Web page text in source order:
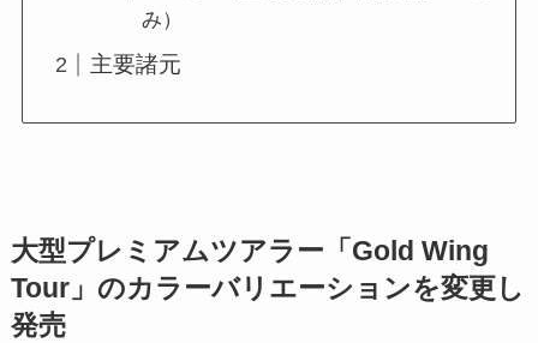
み）
主要諸元
大型プレミアムツアラー「Gold Wing
Tour」のカラーバリエーションを変更し
発売